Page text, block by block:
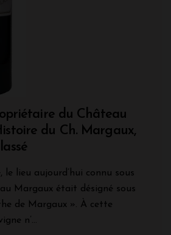
du Château
du Ch. Margaux,
le lieu aujourd’hui connu sous
Margaux était désigné sous
de Margaux ». À cette
n’...